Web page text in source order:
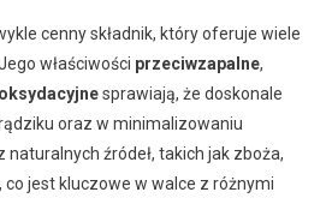
cenny składnik, który oferuje wiele
właściwości przeciwzapalne,
sprawiają, że doskonale
oraz w minimalizowaniu
źródeł, takich jak zboża,
jest kluczowe w walce z różnymi